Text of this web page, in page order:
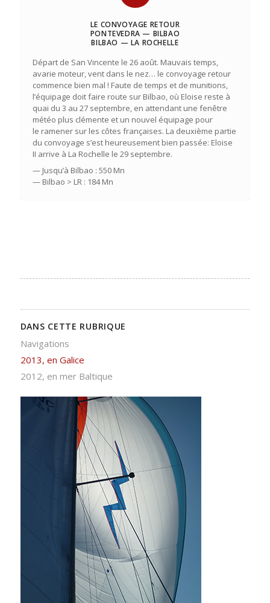
LE CONVOYAGE RETOUR
PONTEVEDRA — BILBAO
BILBAO — LA ROCHELLE
Départ de San Vincente le 26 août. Mauvais temps,
avarie moteur, vent dans le nez… le convoyage retour
commence bien mal ! Faute de temps et de munitions,
l’équipage doit faire route sur Bilbao, où Eloise reste à
quai du 3 au 27 septembre, en attendant une fenêtre
météo plus clémente et un nouvel équipage pour
le ramener sur les côtes françaises. La deuxième partie
du convoyage s’est heureusement bien passée: Eloise
II arrive à La Rochelle le 29 septembre.
— Jusqu’à Bilbao : 550 Mn
— Bilbao > LR : 184 Mn
DANS CETTE RUBRIQUE
Navigations
2013, en Galice
2012, en mer Baltique